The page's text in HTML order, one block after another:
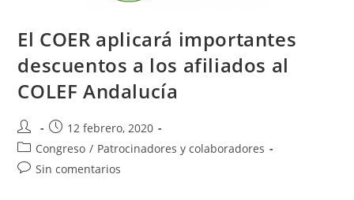
El COER aplicará importantes
descuentos a los afiliados al
COLEF Andalucía
12 febrero, 2020
Congreso / Patrocinadores y colaboradores
Sin comentarios